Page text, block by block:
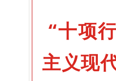
“十项
主义现